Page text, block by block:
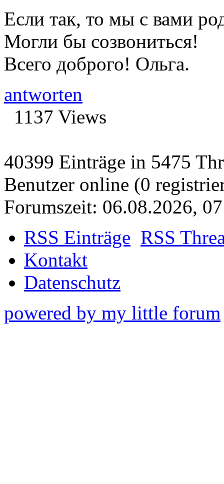
Если так, то мы с вами
Могли бы созвониться!
Всего доброго! Ольга.
antworten
1137 Views
40399 Einträge in 5475
Benutzer online (0
Forumszeit: 06.08.2026,
RSS Einträge RSS
Kontakt
Datenschutz
powered by my little forum